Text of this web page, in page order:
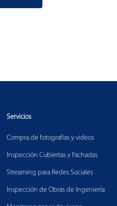
Servicios
Compra de fotografías y videos
Inspección Cubiertas y Fachadas
Streaming para Redes Sociales
Inspección de Obras de Ingeniería